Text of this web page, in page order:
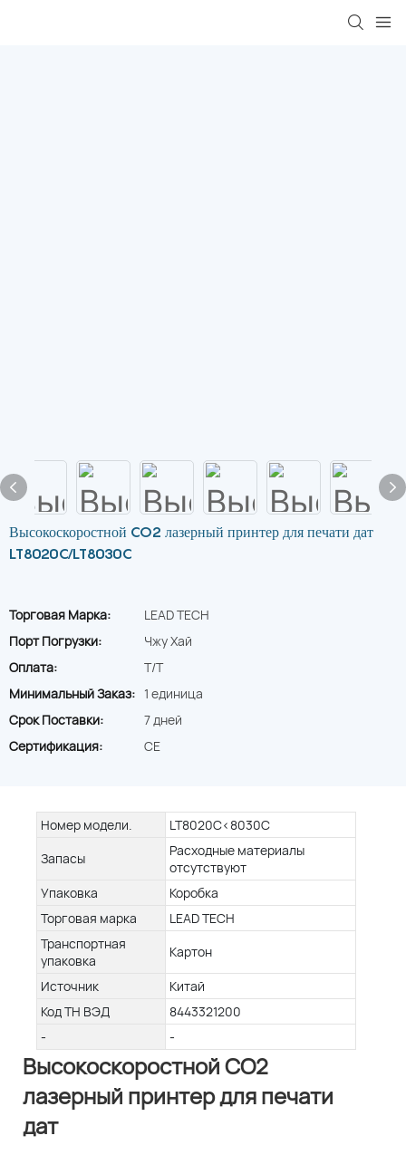
Высокоскоростной CO2 лазерный принтер для печати дат
LT8020C/LT8030C
Торговая Марка:
LEAD TECH
Порт Погрузки:
Чжу Хай
Оплата:
T/T
Минимальный Заказ: 1 единица
Срок Поставки:
7 дней
Сертификация:
CE
Номер модели.
LT8020C<8030C
Запасы
Расходные материалы
отсутствуют
Упаковка
Коробка
Торговая марка
LEAD TECH
Транспортная
упаковка
Картон
Источник
Китай
Код ТН ВЭД
8443321200
-
-
Высокоскоростной CO2
лазерный принтер для печати
дат